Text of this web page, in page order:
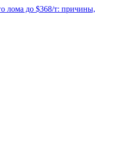
лома до $368/т: причины,